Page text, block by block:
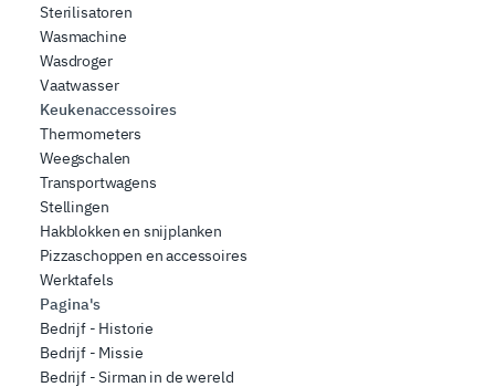
Sterilisatoren
Wasmachine
Wasdroger
Vaatwasser
Keukenaccessoires
Thermometers
Weegschalen
Transportwagens
Stellingen
Hakblokken en snijplanken
Pizzaschoppen en accessoires
Werktafels
Pagina's
Bedrijf - Historie
Bedrijf - Missie
Bedrijf - Sirman in de wereld